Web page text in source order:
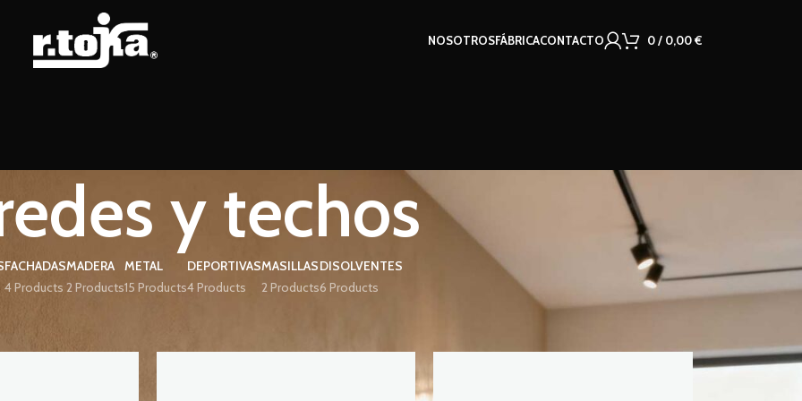
NOSOTROSFÁBRICACONTACTO 0/ 0,00€
y techos
FACHADAS
4 Products
MADERA
2 Products
METAL
15 Products
DEPORTIVAS
4 Products
MASILLAS
2 Products
DISOLVENTES
6 Products